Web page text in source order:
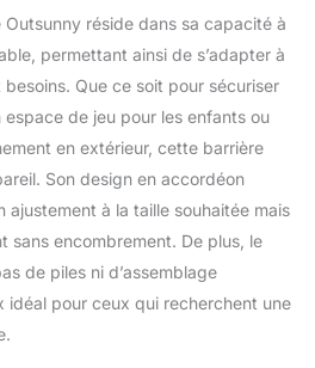
réside dans sa capacité à
permettant ainsi de s’adapter à
Que ce soit pour sécuriser
de jeu pour les enfants ou
en extérieur, cette barrière
Son design en accordéon
ajustement à la taille souhaitée mais
sans encombrement. De plus, le
de piles ni d’assemblage
idéal pour ceux qui recherchent une